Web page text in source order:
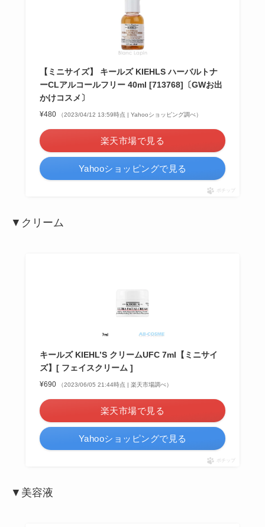
【ミニサイズ】 キールズ KIEHLS ハーバルトナ
ーCLアルコールフリー 40ml [713768]〔GWお出
かけコスメ〕
¥480 （2023/04/12 13:59時点 | Yahooショッピング調べ）
楽天市場で見る
Yahooショッピングで見る
ポチップ
▼クリーム
キールズ KIEHL’S クリームUFC 7ml【ミニサイ
ズ】[ フェイスクリーム ]
¥690 （2023/06/05 21:44時点 | 楽天市場調べ）
楽天市場で見る
Yahooショッピングで見る
ポチップ
▼美容液